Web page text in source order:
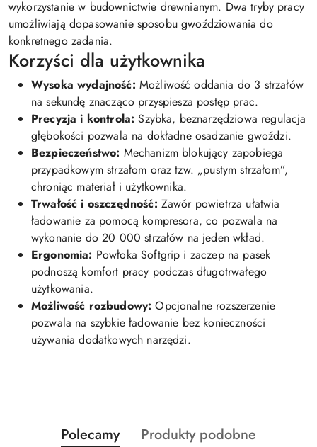
wykorzystanie w budownictwie drewnianym. Dwa tryby pracy
umożliwiają dopasowanie sposobu gwoździowania do
konkretnego zadania.
Korzyści dla użytkownika
Wysoka wydajność: Możliwość oddania do 3 strzałów
na sekundę znacząco przyspiesza postęp prac.
Precyzja i kontrola: Szybka, beznarzędziowa regulacja
głębokości pozwala na dokładne osadzanie gwoździ.
Bezpieczeństwo: Mechanizm blokujący zapobiega
przypadkowym strzałom oraz tzw. „pustym strzałom”,
chroniąc materiał i użytkownika.
Trwałość i oszczędność: Zawór powietrza ułatwia
ładowanie za pomocą kompresora, co pozwala na
wykonanie do 20 000 strzałów na jeden wkład.
Ergonomia: Powłoka Softgrip i zaczep na pasek
podnoszą komfort pracy podczas długotrwałego
użytkowania.
Możliwość rozbudowy: Opcjonalne rozszerzenie
pozwala na szybkie ładowanie bez konieczności
używania dodatkowych narzędzi.
Pomiń karuzelę produktów
Produkty
Polecamy
Produkty
Produkty podobne